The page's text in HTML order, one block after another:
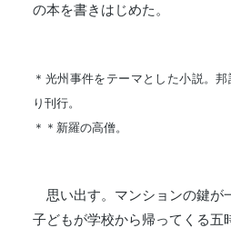
の本を書きはじめた。
＊光州事件をテーマとした小説。
り刊行。
＊＊新羅の高僧。
思い出す。マンションの鍵が
子どもが学校から帰ってくる五